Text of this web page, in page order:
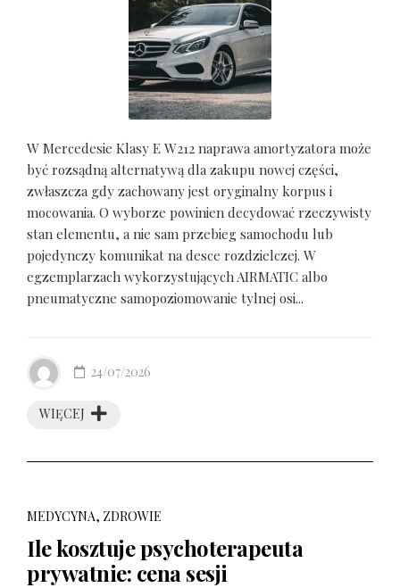
W Mercedesie Klasy E W212 naprawa amortyzatora może
być rozsądną alternatywą dla zakupu nowej części,
zwłaszcza gdy zachowany jest oryginalny korpus i
mocowania. O wyborze powinien decydować rzeczywisty
stan elementu, a nie sam przebieg samochodu lub
pojedynczy komunikat na desce rozdzielczej. W
egzemplarzach wykorzystujących AIRMATIC albo
pneumatyczne samopoziomowanie tylnej osi...
WIĘCEJ
24/07/2026
MEDYCYNA, ZDROWIE
Ile kosztuje psychoterapeuta
prywatnie: cena sesji